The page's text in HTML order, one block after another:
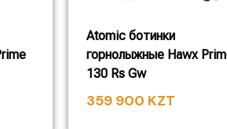
Atomic ботинки
горнолыжные Hawx
130 Rs Gw
359 900 KZT